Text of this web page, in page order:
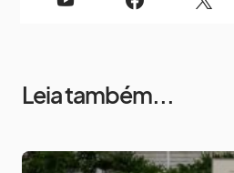
Leia também...